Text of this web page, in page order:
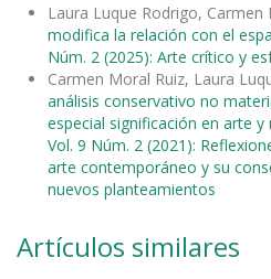
Laura Luque Rodrigo, Carmen
modifica la relación con el
Núm. 2 (2025): Arte crítico y
Carmen Moral Ruiz, Laura
análisis conservativo no
especial significación en arte
Vol. 9 Núm. 2 (2021):
arte contemporáneo y su
nuevos planteamientos
Artículos similares